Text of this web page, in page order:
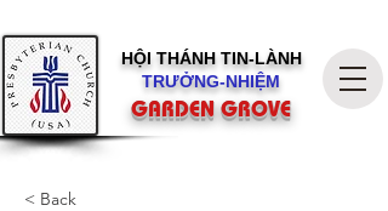
HỘI THÁNH TIN-LÀNH
TRƯỞNG-NHIỆM
GARDEN GROVE
< Back